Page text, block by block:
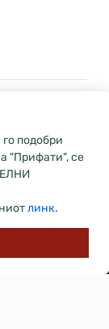
подобри
"Прифати", се
линк.
Ново